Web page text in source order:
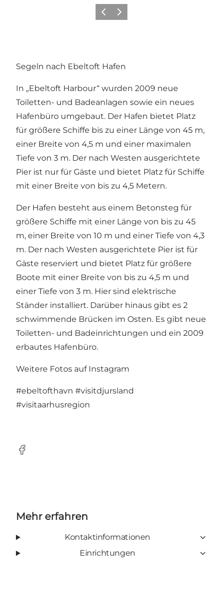
ZurückWeiter
Segeln nach Ebeltoft Hafen
In „Ebeltoft Harbour“ wurden 2009 neue
Toiletten- und Badeanlagen sowie ein neues
Hafenbüro umgebaut. Der Hafen bietet Platz
für größere Schiffe bis zu einer Länge von 45 m,
einer Breite von 4,5 m und einer maximalen
Tiefe von 3 m. Der nach Westen ausgerichtete
Pier ist nur für Gäste und bietet Platz für Schiffe
mit einer Breite von bis zu 4,5 Metern.
Der Hafen besteht aus einem Betonsteg für
größere Schiffe mit einer Länge von bis zu 45
m, einer Breite von 10 m und einer Tiefe von 4,3
m. Der nach Westen ausgerichtete Pier ist für
Gäste reserviert und bietet Platz für größere
Boote mit einer Breite von bis zu 4,5 m und
einer Tiefe von 3 m. Hier sind elektrische
Ständer installiert. Darüber hinaus gibt es 2
schwimmende Brücken im Osten. Es gibt neue
Toiletten- und Badeinrichtungen und ein 2009
erbautes Hafenbüro.
Weitere Fotos auf Instagram
#ebeltofthavn #visitdjursland
#visitaarhusregion
Facebook
Mehr erfahren
Kontaktinformationen
Einrichtungen